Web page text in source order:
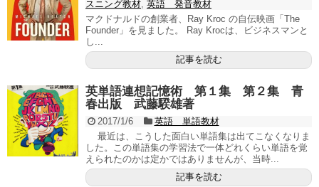
スニング教材 英語 発音教材
マクドナルドの創業者、Ray Kroc の自伝映画「The
Founder」を見ました。 Ray Krocは、ビジネスマンと
し...
記事を読む
英単語連想記憶術 第１集 第２集 青
春出版 武藤騤雄著
2017/1/6
英語 単語教材
最近は、こうした面白い単語集は出てこなくなりま
した。この単語集の学習法で一体どれくらい単語を覚
えられたのかは定かではありませんが、当時...
記事を読む